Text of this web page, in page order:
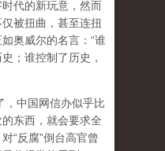
代的新玩意，然而
被扭曲，甚至连扭
奥威尔的名言：“谁
；谁控制了历史，
，中国网信办似乎比
东西，就会要求全
“反腐”倒台高官曾